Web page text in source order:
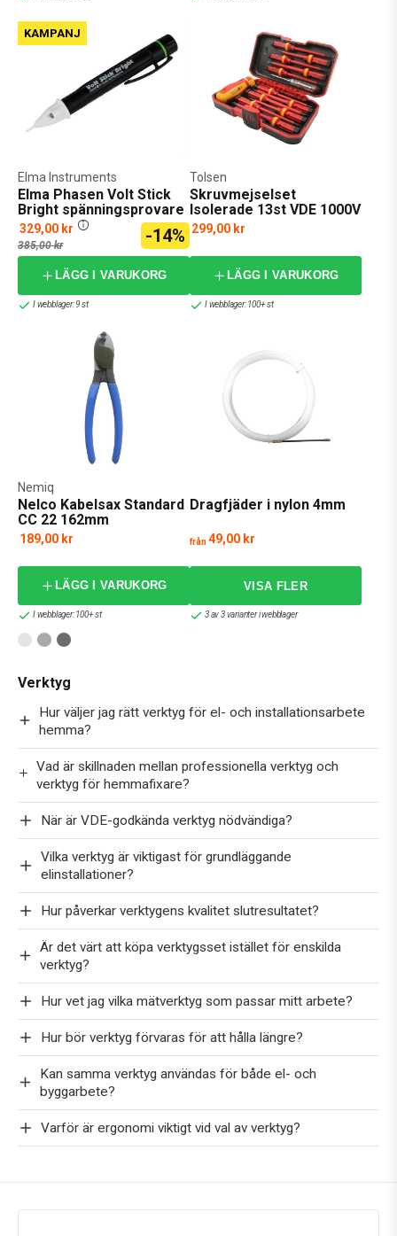
KAMPANJ
Elma Instruments
Elma Phasen Volt Stick
Bright spänningsprovare
329,00 kr
385,00 kr -14%
LÄGG I VARUKORG
I webblager: 9 st
Tolsen
Skruvmejselset
Isolerade 13st VDE 1000V
299,00 kr
LÄGG I VARUKORG
I webblager: 100+ st
Nemiq
Nelco Kabelsax Standard
CC 22 162mm
189,00 kr
LÄGG I VARUKORG
I webblager: 100+ st
Dragfjäder i nylon 4mm
från49,00 kr
3 av 3 varianter i webblager
Verktyg
Hur väljer jag rätt verktyg för el- och installationsarbete
hemma?
Vad är skillnaden mellan professionella verktyg och
verktyg för hemmafixare?
När är VDE-godkända verktyg nödvändiga?
Vilka verktyg är viktigast för grundläggande
elinstallationer?
Hur påverkar verktygens kvalitet slutresultatet?
Är det värt att köpa verktygsset istället för enskilda
verktyg?
Hur vet jag vilka mätverktyg som passar mitt arbete?
Hur bör verktyg förvaras för att hålla längre?
Kan samma verktyg användas för både el- och
byggarbete?
Varför är ergonomi viktigt vid val av verktyg?